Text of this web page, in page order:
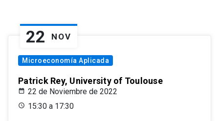
22 NOV
Microeconomía Aplicada
Patrick Rey, University of Toulouse
22 de Noviembre de 2022
15:30 a 17:30